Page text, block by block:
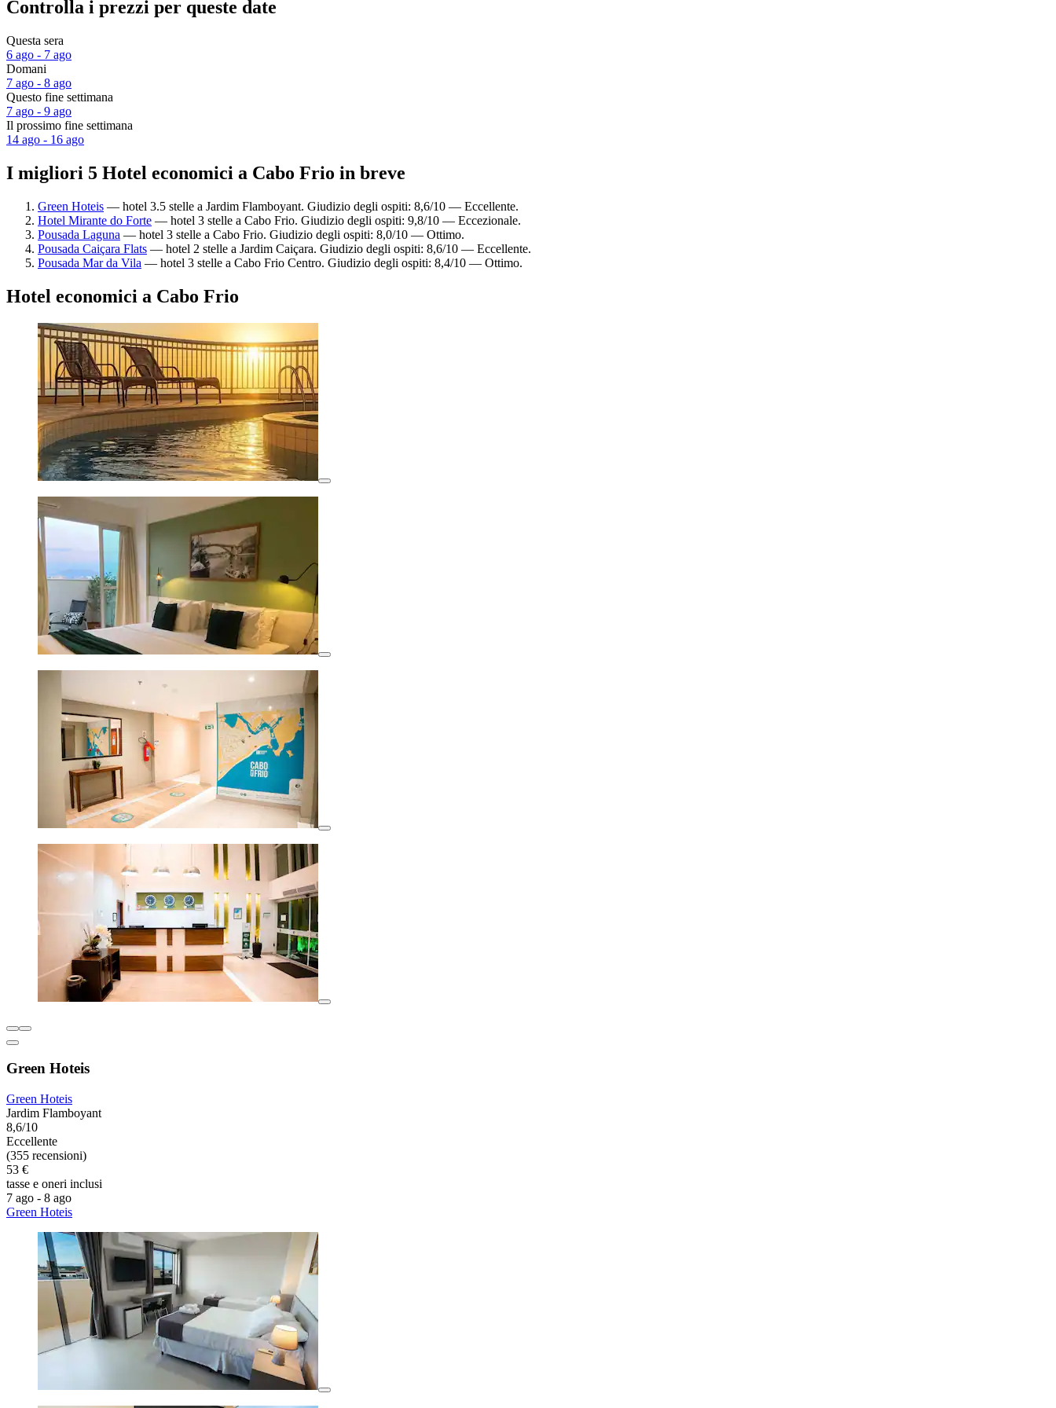
Controlla i prezzi per queste date
Questa sera
6 ago - 7 ago
Domani
7 ago - 8 ago
Questo fine settimana
7 ago - 9 ago
Il prossimo fine settimana
14 ago - 16 ago
I migliori 5 Hotel economici a Cabo Frio in breve
Green Hoteis — hotel 3.5 stelle a Jardim Flamboyant. Giudizio degli ospiti: 8,6/10 — Eccellente.
Hotel Mirante do Forte — hotel 3 stelle a Cabo Frio. Giudizio degli ospiti: 9,8/10 — Eccezionale.
Pousada Laguna — hotel 3 stelle a Cabo Frio. Giudizio degli ospiti: 8,0/10 — Ottimo.
Pousada Caiçara Flats — hotel 2 stelle a Jardim Caiçara. Giudizio degli ospiti: 8,6/10 — Eccellente.
Pousada Mar da Vila — hotel 3 stelle a Cabo Frio Centro. Giudizio degli ospiti: 8,4/10 — Ottimo.
Hotel economici a Cabo Frio
Green Hoteis
Green Hoteis
Jardim Flamboyant
8,6/10
Eccellente
(355 recensioni)
53 €
tasse e oneri inclusi
7 ago - 8 ago
Green Hoteis